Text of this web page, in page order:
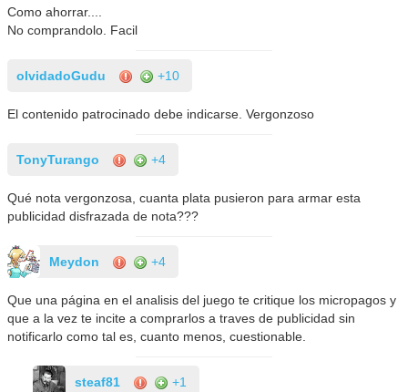
Como ahorrar....
No comprandolo. Facil
olvidadoGudu +10
El contenido patrocinado debe indicarse. Vergonzoso
TonyTurango +4
Qué nota vergonzosa, cuanta plata pusieron para armar esta
publicidad disfrazada de nota???
Meydon +4
Que una página en el analisis del juego te critique los micropagos y
que a la vez te incite a comprarlos a traves de publicidad sin
notificarlo como tal es, cuanto menos, cuestionable.
steaf81 +1